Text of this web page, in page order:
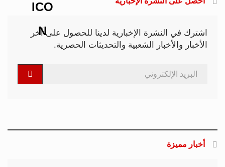
اشترك في النشرة الإخبارية لدينا للحصول على آخر
الأخبار والأخبار الشعبية والتحديثات الحصرية.
أخبار مميزة